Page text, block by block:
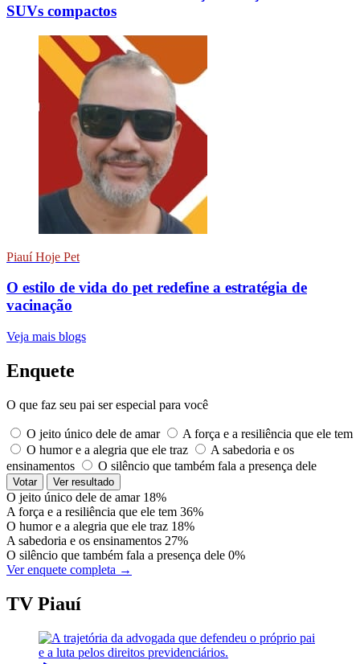
SUVs compactos
Piauí Hoje Pet
O estilo de vida do pet redefine a estratégia de
vacinação
Veja mais blogs
Enquete
O que faz seu pai ser especial para você
O jeito único dele de amar
A força e a resiliência que ele tem
O humor e a alegria que ele traz
A sabedoria e os
ensinamentos
O silêncio que também fala a presença dele
Votar Ver resultado
O jeito único dele de amar 18%
A força e a resiliência que ele tem 36%
O humor e a alegria que ele traz 18%
A sabedoria e os ensinamentos 27%
O silêncio que também fala a presença dele 0%
Ver enquete completa →
TV Piauí